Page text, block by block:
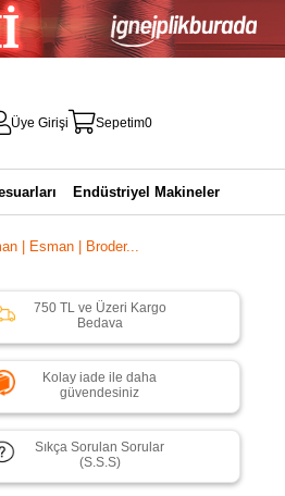
Üye Girişi Sepetim0
Endüstriyel Makineler
| Esman | Broder...
750 TL ve Üzeri Kargo
Bedava
Kolay iade ile daha
güvendesiniz
Sıkça Sorulan Sorular
(S.S.S)